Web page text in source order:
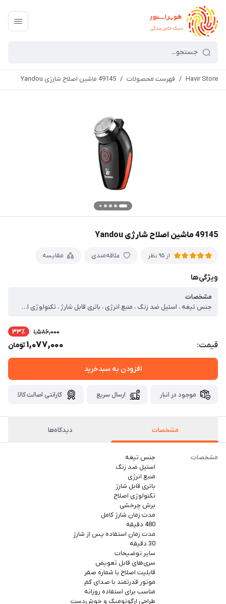
Havir Store
/ فهرست محصولات / 49145 ماشین اصلاح شارژی Yandou
49145 ماشین اصلاح شارژی Yandou
از 95 نظر علاقه‌مندی مقایسه
ویژگی‌ها
مشخصات
جنس تیغه ، استیل ضد زنگ ، منبع انرژی ، باتری قابل شارژ ، تکنولوژی اصلاح ، برش چرخشی ، مدت زمان شارژ کامل ، 480 دقیقه ، مدت زمان استفاده پس از شارژ ، 30 دقیقه ، سایر توضیحات ، سری‌های قابل تعویض ، قابلیت اصلاح با شماره صفر ، موتور قدرتمند با صدای کم ، مناسب برای استفاده روزانه ، طراحی ارگونومیک و خوش‌دست ، تیغه‌ ی ضد حساسیت مناسب برای انواع پوست ، همراه با چراغ LED برای نمایش وضعیت دستگاه ، قابلیت تمیز کردن آسان تیغه‌ها با برس مخصوص
قیمت:
1,586,000 33٪
1,077,000تومان
افزودن به سبدخرید
موجود در انبار ارسال سریع گارانتی اصالت کالا
مشخصات دیدگاه‌ها
مشخصات
جنس تیغه
استیل ضد زنگ
منبع انرژی
باتری قابل شارژ
تکنولوژی اصلاح
برش چرخشی
مدت زمان شارژ کامل
480 دقیقه
مدت زمان استفاده پس از شارژ
30 دقیقه
سایر توضیحات
سری‌های قابل تعویض
قابلیت اصلاح با شماره صفر
موتور قدرتمند با صدای کم
مناسب برای استفاده روزانه
طراحی ارگونومیک و خوش‌دست